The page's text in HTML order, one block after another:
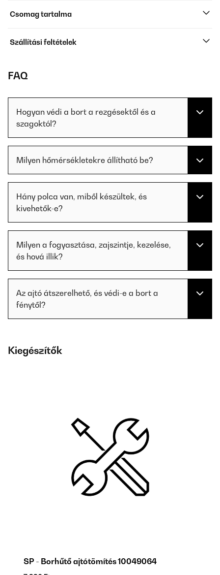
Csomag tartalma
Szállítási feltételek
FAQ
Hogyan védi a bort a rezgésektől és a
szagoktól?
Milyen hőmérsékletekre állítható be?
Hány polca van, miből készültek, és
kivehetők-e?
Milyen a fogyasztása, zajszintje, kezelése,
és hová illik?
Az ajtó átszerelhető, és védi-e a bort a
fénytől?
Kiegészítők
SP - Borhűtő ajtótömítés 10049064